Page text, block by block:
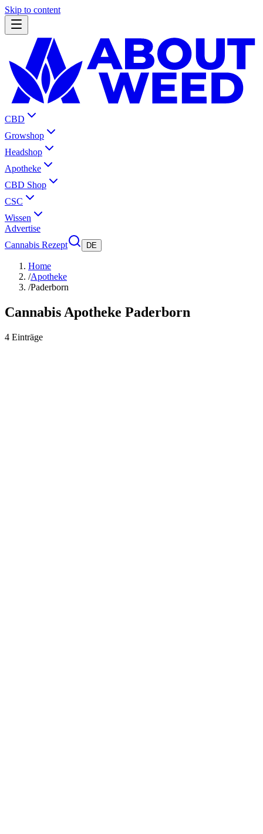
Skip to content
CBD
Growshop
Headshop
Apotheke
CBD Shop
CSC
Wissen
Advertise
Cannabis Rezept
DE
Home
/Apotheke
/Paderborn
Cannabis Apotheke Paderborn
4 Einträge